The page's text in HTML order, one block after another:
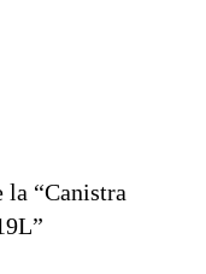
la “Canistra